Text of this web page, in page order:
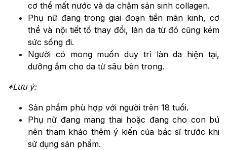
cơ thể mất nước và da chậm sản sinh collagen.
Phụ nữ đang trong giai đoạn tiền mãn kinh, cơ
thể và nội tiết tố thay đổi, làn da từ đó cũng kém
sức sống đi.
Người có mong muốn duy trì làn da hiện tại,
dưỡng ẩm cho da từ sâu bên trong.
*Lưu ý:
Sản phẩm phù hợp với người trên 18 tuổi.
Phụ nữ đang mang thai hoặc đang cho con bú
nên tham khảo thêm ý kiến của bác sĩ trước khi
sử dụng sản phẩm.